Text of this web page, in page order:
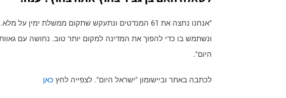
"אנחנו נחצה את 61 המנדטים ונתעקש שתקום ממשלת
ונשתמש בו כדי להפוך את המדינה למקום יותר טוב. נחושה עם
היום".
לכתבה באתר וביישומון "ישראל היום". לצפייה לחץ כאן